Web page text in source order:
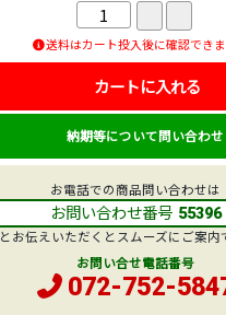
送料はカート投入後に確認でき
カートに入れる
納期等について問い合わせ
お電話での商品問い合わせは
お問い合わせ番号 55396
とお伝えいただくとスムーズにご案内
お問い合せ電話番号
072-752-